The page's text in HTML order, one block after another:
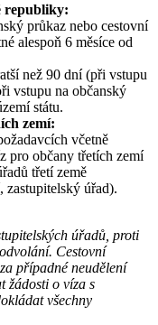
republiky:
průkaz nebo cestovní
alespoň 6 měsíce od
než 90 dní (při vstupu
vstupu na občanský
státu.
zemí:
včetně
pro občany třetích zemí
třetí země
zastupitelský úřad).
úřadů, proti
Cestovní
případné neudělení
žádosti o víza s
všechny